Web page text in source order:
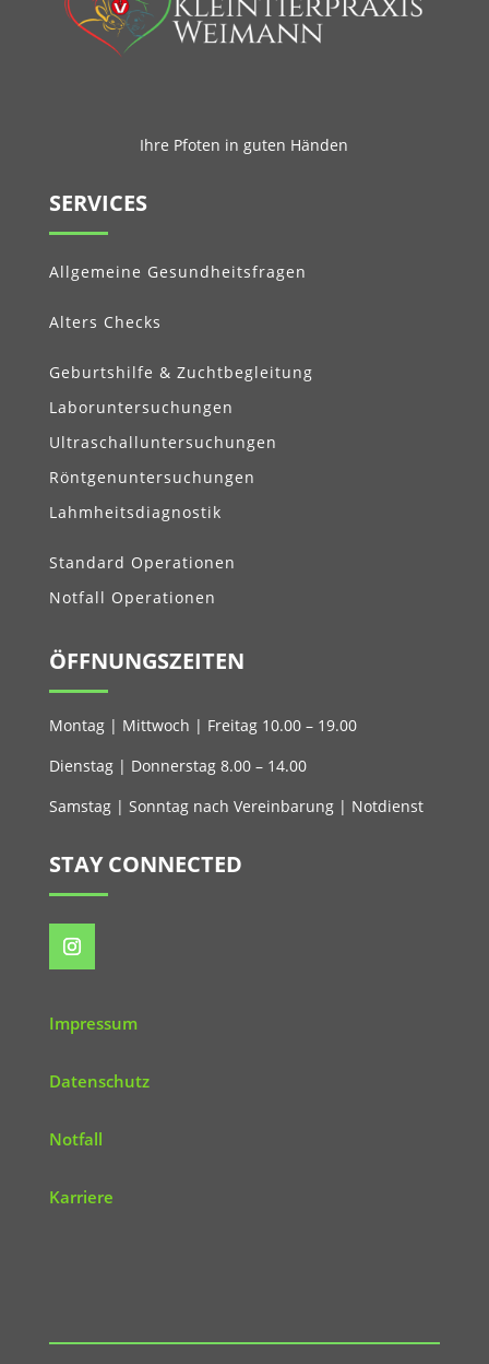
Ihre Pfoten in guten Händen
SERVICES
Allgemeine Gesundheitsfragen
Alters Checks
Geburtshilfe & Zuchtbegleitung
Laboruntersuchungen
Ultraschalluntersuchungen
Röntgenuntersuchungen
Lahmheitsdiagnostik
Standard Operationen
Notfall Operationen
ÖFFNUNGSZEITEN
Montag | Mittwoch | Freitag 10.00 – 19.00
Dienstag | Donnerstag 8.00 – 14.00
Samstag | Sonntag nach Vereinbarung | Notdienst
STAY CONNECTED
Impressum
Datenschutz
Notfall
Karriere